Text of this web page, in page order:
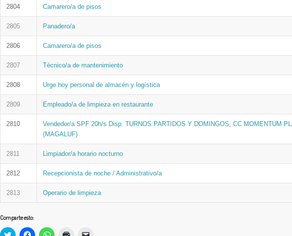
2804 Camarero/a de pisos
2805 Panadero/a
2806 Camarero/a de pisos
2807 Técnico/a de mantenimiento
2808 Urge hoy personal de almacén y logística
2809 Empleado/a de limpieza en restaurante
2810
Vendedor/a SPF 20h/s Disp. TURNOS PARTIDOS Y DOMINGOS, CC MOMENTUM
(MAGALUF)
2811 Limpiador/a horario nocturno
2812 Recepcionista de noche / Administrativo/a
2813 Operario de limpieza
Comparte esto:
Haz Haz Haz